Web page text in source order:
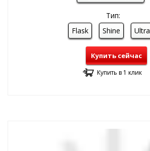
Тип:
Flask
Shine Ultra
Купить сейчас
Купить в 1 клик